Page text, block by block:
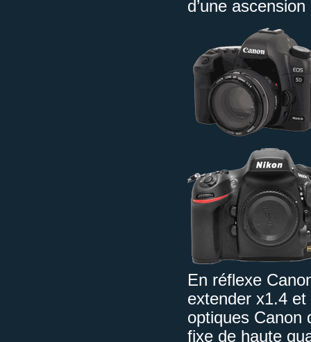
d’une
En réflexe
extender x1.4
optiques Canon
fixe de haute